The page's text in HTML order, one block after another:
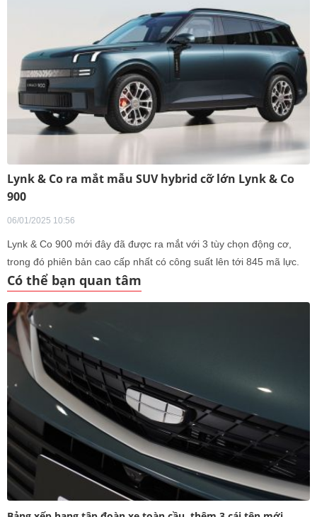
Lynk & Co ra mắt mẫu SUV hybrid cỡ lớn Lynk & Co
900
06/01/2025 10:56
Lynk & Co 900 mới đây đã được ra mắt với 3 tùy chọn động cơ,
trong đó phiên bản cao cấp nhất có công suất lên tới 845 mã lực.
Có thể bạn quan tâm